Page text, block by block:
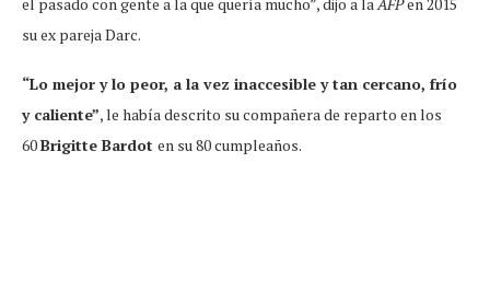
su ex pareja Darc.
“Lo mejor y lo peor, a la vez inaccesible y tan cercano, frío
y caliente” , le había descrito su compañera de reparto en los
60Brigitte Bardot en su 80 cumpleaños.